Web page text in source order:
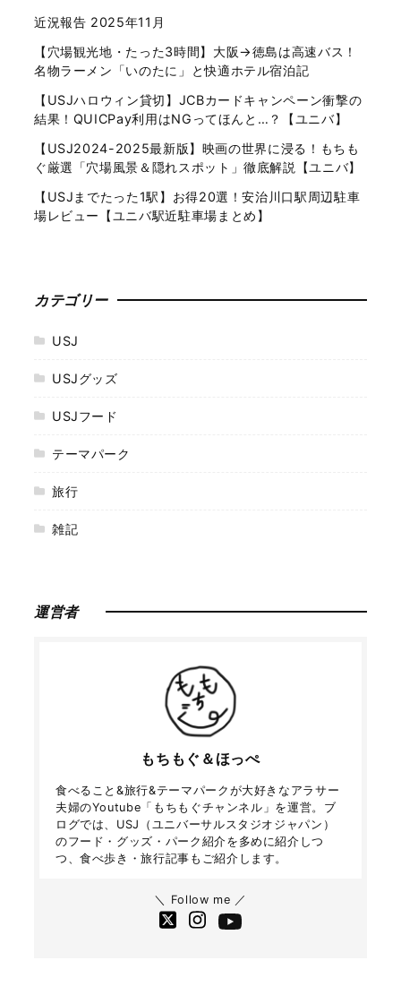
近況報告 2025年11月
【穴場観光地・たった3時間】大阪→徳島は高速バス！
名物ラーメン「いのたに」と快適ホテル宿泊記
【USJハロウィン貸切】JCBカードキャンペーン衝撃の
結果！QUICPay利用はNGってほんと…？【ユニバ】
【USJ2024-2025最新版】映画の世界に浸る！もちも
ぐ厳選「穴場風景＆隠れスポット」徹底解説【ユニバ】
【USJまでたった1駅】お得20選！安治川口駅周辺駐車
場レビュー【ユニバ駅近駐車場まとめ】
カテゴリー
USJ
USJグッズ
USJフード
テーマパーク
旅行
雑記
運営者
もちもぐ＆ほっぺ
食べること&旅行&テーマパークが大好きなアラサー
夫婦のYoutube「もちもぐチャンネル」を運営。ブ
ログでは、USJ（ユニバーサルスタジオジャパン）
のフード・グッズ・パーク紹介を多めに紹介しつ
つ、食べ歩き・旅行記事もご紹介します。
＼ Follow me ／